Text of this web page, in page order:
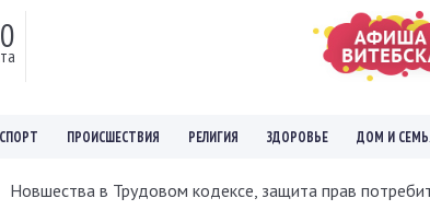
СПОРТ ПРОИСШЕСТВИЯ РЕЛИГИЯ ЗДОРОВЬЕ ДОМ И
Новшества в Трудовом кодексе, защита прав